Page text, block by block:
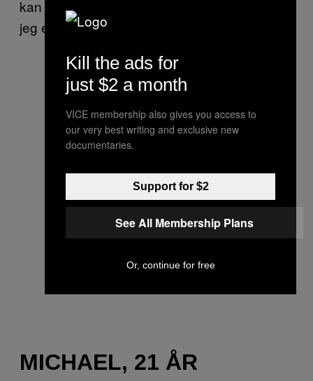
kan lide forskellige ting. I det hele taget fandt
jeg en andens vagina meget mystisk.
MICHAEL, 21 ÅR
Kill the ads for
just $2 a month
VICE membership also gives you access to
our very best writing and exclusive new
documentaries.
Support for $2
See All Membership Plans
Or, continue for free